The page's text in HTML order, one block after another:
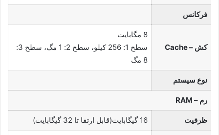
فرکانس
کش – Cache
8 مگابایت
سطح 1: 256 کیلو، سطح 2: 1 مگ، سطح 3:
8 مگ
نوع سیستم
رم – RAM
ظرفیت 16 گیگابایت(قابل ارتقا تا 32 گیگابایت)